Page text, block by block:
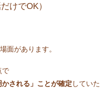
だけでOK）
面があります。
で
かされる」ことが確定 していた